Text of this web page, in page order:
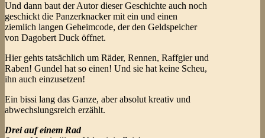
Und dann baut der Autor dieser Geschichte auch noch
geschickt die Panzerknacker mit ein und einen
ziemlich langen Geheimcode, der den Geldspeicher
von Dagobert Duck öffnet.
Hier gehts tatsächlich um Räder, Rennen, Raffgier und
Raben! Gundel hat so einen! Und sie hat keine Scheu,
ihn auch einzusetzen!
Ein bissi lang das Ganze, aber absolut kreativ und
abwechslungsreich erzählt.
Drei auf einem Rad